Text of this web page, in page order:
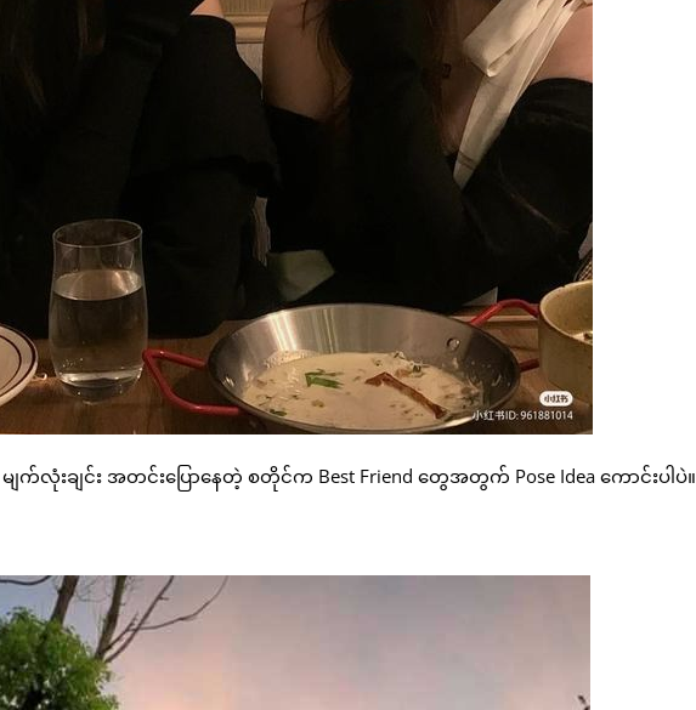
လုံးချင်း အတင်းပြောနေတဲ့ စတိုင်က Best Friend တွေအတွက် Pose Idea ကောင်းပါပဲ။